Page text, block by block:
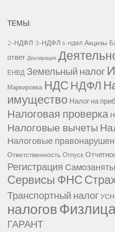
ТЕМЫ:
2-НДФЛ 3-НДФЛ 6-НДФЛ Акцизы
ответ Декларация
ЕНВД Земельный налог
Маркировка НДС НДФЛ
имущество Налог на
Налоговая проверка
Налоговые вычеты
Налоговые
Ответственность Отпуск
Регистрация
Сервисы ФНС
Транспортный налогУСН
налогов
ГАРАНТ